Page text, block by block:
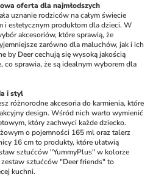
oferta dla najmłodszych
uznanie rodziców na całym świecie
i estetycznym produktom dla dzieci. W
akcesoriów, które sprawią, że
zarówno dla maluchów, jak i ich
by Deer cechują się wysoką jakością
co sprawia, że są idealnym wyborem dla
i styl
różnorodne akcesoria do karmienia, które
design. Wśród nich warto wymienić
który zachwyci każde dziecko.
o pojemności 165 ml oraz talerz
16 cm to produkty, które ułatwią
sztućców "YummyPlus" w kolorze
sztućców "Deer friends" to
kuchni.